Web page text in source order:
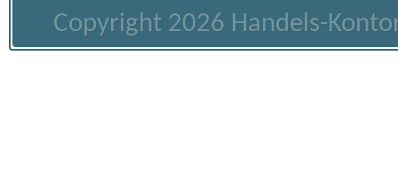
Copyright 2026 Handels-